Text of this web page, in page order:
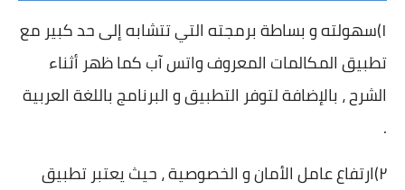
١)سهولته و بساطة برمجته التي تتشابه إلى حد كبير مع
تطبيق المكالمات المعروف واتس آب كما ظهر أثناء
الشرح ، بالإضافة لتوفر التطبيق و البرنامج باللغة العربية
.
٢)ارتفاع عامل الأمان و الخصوصية ، حيث يعتبر تطبيق